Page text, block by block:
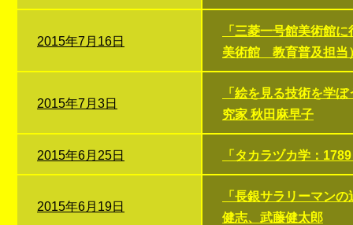
2015年7月16日
「三菱一号館美術館
美術館 教育普及担当
2015年7月3日
「絵を見る技術を学
究家 秋田麻早子
2015年6月25日 「タカラヅカ学：
2015年6月19日
「長銀サラリーマン
健志、武藤健太郎